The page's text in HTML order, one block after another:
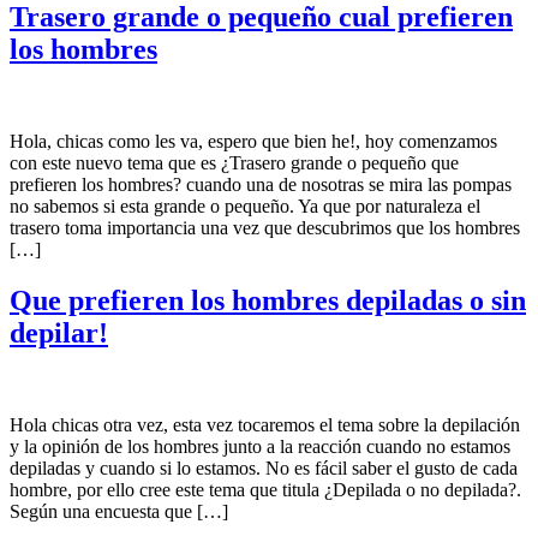
Trasero grande o pequeño cual prefieren
los hombres
Hola, chicas como les va, espero que bien he!, hoy comenzamos
con este nuevo tema que es ¿Trasero grande o pequeño que
prefieren los hombres? cuando una de nosotras se mira las pompas
no sabemos si esta grande o pequeño. Ya que por naturaleza el
trasero toma importancia una vez que descubrimos que los hombres
[…]
Que prefieren los hombres depiladas o sin
depilar!
Hola chicas otra vez, esta vez tocaremos el tema sobre la depilación
y la opinión de los hombres junto a la reacción cuando no estamos
depiladas y cuando si lo estamos. No es fácil saber el gusto de cada
hombre, por ello cree este tema que titula ¿Depilada o no depilada?.
Según una encuesta que […]